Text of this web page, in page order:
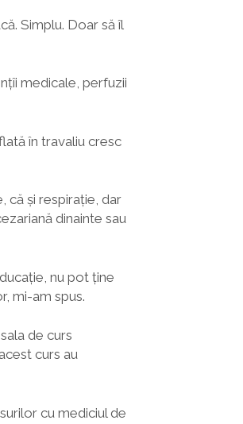
Simplu. Doar să îl
medicale, perfuzii
în travaliu cresc
că și respirație, dar
dinainte sau
nu pot ține
mi-am spus.
de curs
curs au
cu mediciul de